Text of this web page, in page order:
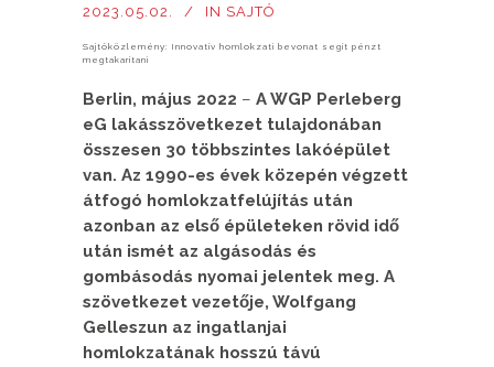
2023.05.02. IN SAJTÓ
Sajtóközlemény: Innovatív homlokzati bevonat segít pénzt
megtakarítani
Berlin, május 2022 – A WGP Perleberg
eG lakásszövetkezet tulajdonában
összesen 30 többszintes lakóépület
van. Az 1990-es évek közepén végzett
átfogó homlokzatfelújítás után
azonban az első épületeken rövid idő
után ismét az algásodás és
gombásodás nyomai jelentek meg. A
szövetkezet vezetője, Wolfgang
Gelleszun az ingatlanjai
homlokzatának hosszú távú